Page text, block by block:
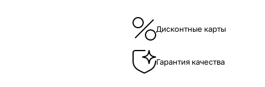
Дисконтные карты
Гарантия качества